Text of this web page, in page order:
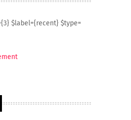
$label={recent} $type=